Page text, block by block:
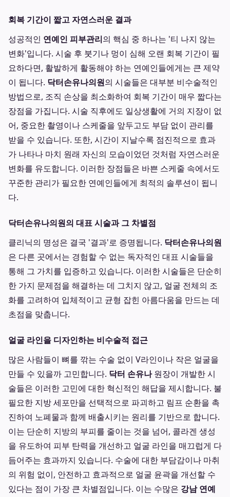
회복 기간이 짧고 자연스러운 결과
성공적인 연예인 피부관리의 핵심 중 하나는 '티 나지 않는
변화'입니다. 시술 후 붓기나 멍이 심해 오랜 회복 기간이 필
요하다면, 활발하게 활동해야 하는 연예인들에게는 큰 제약
이 됩니다. 닥터손유나의원의 시술들은 대부분 비수술적인
방법으로, 조직 손상을 최소화하여 회복 기간이 매우 짧다는
장점을 가집니다. 시술 직후에도 일상생활에 거의 지장이 없
어, 중요한 촬영이나 스케줄을 앞두고도 부담 없이 관리를
받을 수 있습니다. 또한, 시간이 지날수록 점진적으로 효과
가 나타나 마치 원래 자신의 모습이었던 것처럼 자연스러운
변화를 유도합니다. 이러한 장점들은 바쁜 스케줄 속에서도
꾸준한 관리가 필요한 연예인들에게 최적의 솔루션이 됩니
다.
닥터손유나의원의 대표 시술과 그 차별점
클리닉의 명성은 결국 '결과'로 증명됩니다. 닥터손유나의원
은 다른 곳에서는 경험할 수 없는 독자적인 대표 시술들을
통해 그 가치를 입증하고 있습니다. 이러한 시술들은 단순히
한 가지 문제점을 해결하는 데 그치지 않고, 얼굴 전체의 조
화를 고려하여 입체적이고 균형 잡힌 아름다움을 만드는 데
초점을 맞춥니다.
얼굴 라인을 디자인하는 비수술적 접근
많은 사람들이 뼈를 깎는 수술 없이 V라인이나 작은 얼굴을
만들 수 있을까 고민합니다. 닥터 손유나원장이 개발한 시
술들은 이러한 고민에 대한 혁신적인 해답을 제시합니다. 불
필요한 지방 세포만을 선택적으로 파괴하고 림프 순환을 촉
진하여 노폐물과 함께 배출시키는 원리를 기반으로 합니다.
이는 단순히 지방의 부피를 줄이는 것을 넘어, 콜라겐 생성
을 유도하여 피부 탄력을 개선하고 얼굴 라인을 매끄럽게 다
듬어주는 효과까지 있습니다. 수술에 대한 부담감이나 마취
의 위험 없이, 안전하고 효과적으로 얼굴 윤곽을 개선할 수
있다는 점이 가장 큰 차별점입니다. 이는 수많은 강남 연예